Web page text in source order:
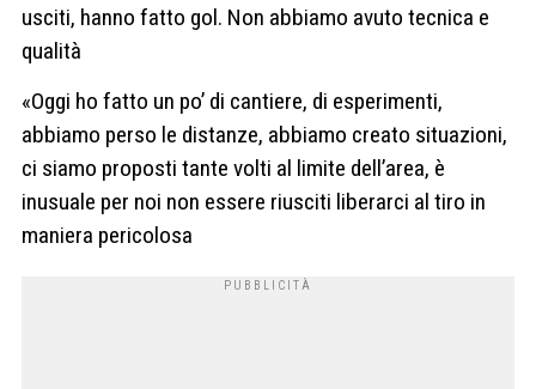
usciti, hanno fatto gol. Non abbiamo avuto tecnica e
qualità
«Oggi ho fatto un po’ di cantiere, di esperimenti,
abbiamo perso le distanze, abbiamo creato situazioni,
ci siamo proposti tante volti al limite dell’area, è
inusuale per noi non essere riusciti liberarci al tiro in
maniera pericolosa